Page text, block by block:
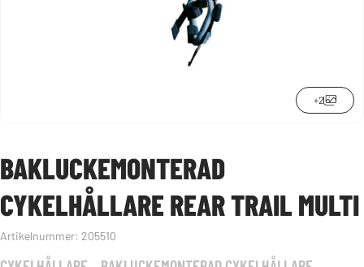
+2
BAKLUCKEMONTERAD
CYKELHÅLLARE REAR TRAIL MULTI
Artikelnummer: 205510